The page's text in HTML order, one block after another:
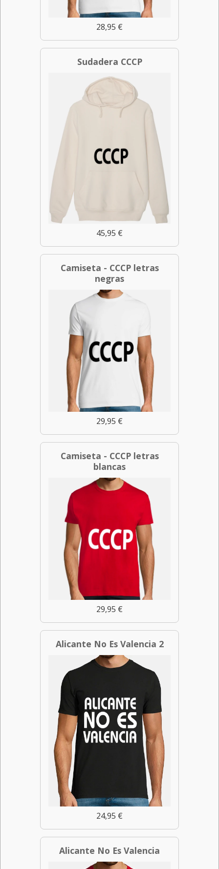
28,95 €
Sudadera CCCP
45,95 €
Camiseta - CCCP letras
negras
29,95 €
Camiseta - CCCP letras
blancas
29,95 €
Alicante No Es Valencia 2
24,95 €
Alicante No Es Valencia